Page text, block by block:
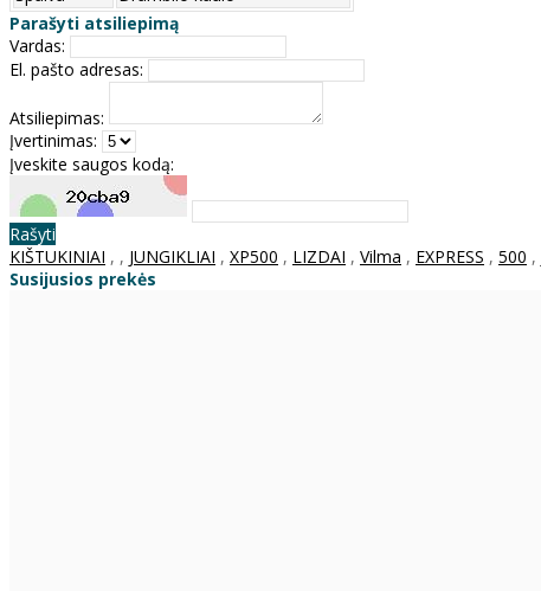
Parašyti atsiliepimą
Vardas:
El. pašto adresas:
Atsiliepimas:
Įvertinimas:
Įveskite saugos kodą:
Rašyti
KIŠTUKINIAI , , JUNGIKLIAI , XP500 , LIZDAI , Vilma , EXPRESS , 500 ,
Susijusios prekės